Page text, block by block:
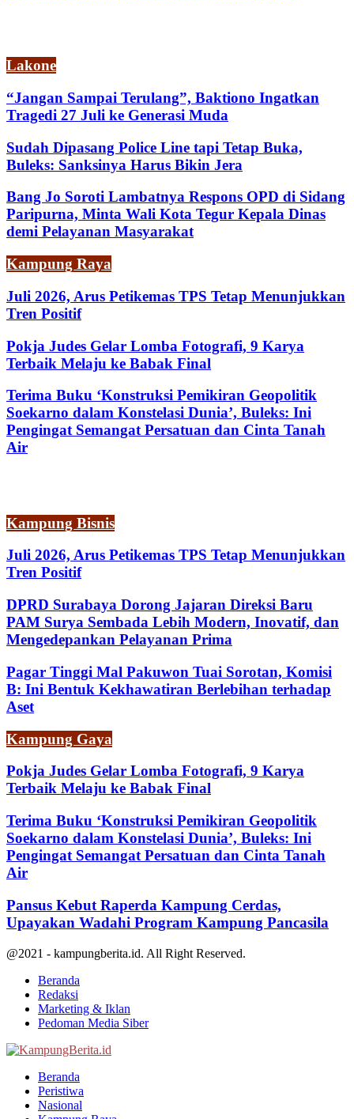
Lakone
“Jangan Sampai Terulang”, Baktiono Ingatkan
Tragedi 27 Juli ke Generasi Muda
Sudah Dipasang Police Line tapi Tetap Buka,
Buleks: Sanksinya Harus Bikin Jera
Bang Jo Soroti Lambatnya Respons OPD di Sidang
Paripurna, Minta Wali Kota Tegur Kepala Dinas
demi Pelayanan Masyarakat
Kampung Raya
Juli 2026, Arus Petikemas TPS Tetap Menunjukkan
Tren Positif
Pokja Judes Gelar Lomba Fotografi, 9 Karya
Terbaik Melaju ke Babak Final
Terima Buku ‘Konstruksi Pemikiran Geopolitik
Soekarno dalam Konstelasi Dunia’, Buleks: Ini
Pengingat Semangat Persatuan dan Cinta Tanah
Air
Kampung Bisnis
Juli 2026, Arus Petikemas TPS Tetap Menunjukkan
Tren Positif
DPRD Surabaya Dorong Jajaran Direksi Baru
PAM Surya Sembada Lebih Modern, Inovatif, dan
Mengedepankan Pelayanan Prima
Pagar Tinggi Mal Pakuwon Tuai Sorotan, Komisi
B: Ini Bentuk Kekhawatiran Berlebihan terhadap
Aset
Kampung Gaya
Pokja Judes Gelar Lomba Fotografi, 9 Karya
Terbaik Melaju ke Babak Final
Terima Buku ‘Konstruksi Pemikiran Geopolitik
Soekarno dalam Konstelasi Dunia’, Buleks: Ini
Pengingat Semangat Persatuan dan Cinta Tanah
Air
Pansus Kebut Raperda Kampung Cerdas,
Upayakan Wadahi Program Kampung Pancasila
@2021 - kampungberita.id. All Right Reserved.
Beranda
Redaksi
Marketing & Iklan
Pedoman Media Siber
Beranda
Peristiwa
Nasional